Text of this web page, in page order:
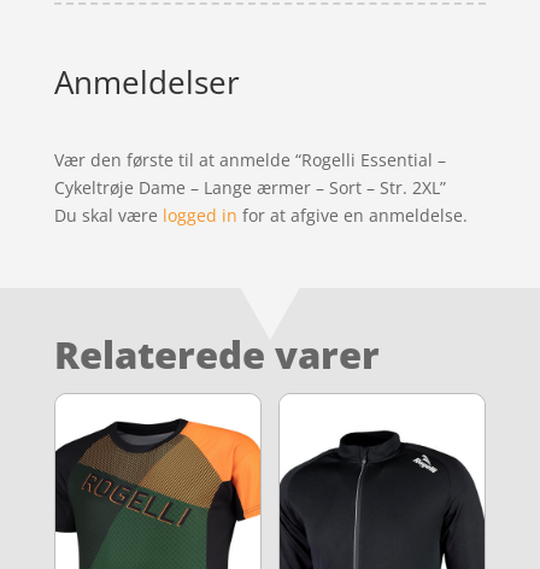
Anmeldelser
Vær den første til at anmelde “Rogelli Essential –
Cykeltrøje Dame – Lange ærmer – Sort – Str. 2XL”
Du skal være logged in for at afgive en anmeldelse.
Relaterede varer